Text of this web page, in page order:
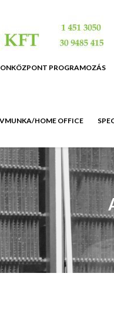
PROGRAMOZÁS
HOME OFFICE